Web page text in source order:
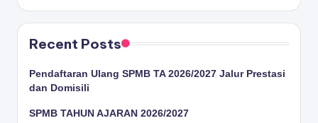
Recent Posts
Pendaftaran Ulang SPMB TA 2026/2027 Jalur Prestasi
dan Domisili
SPMB TAHUN AJARAN 2026/2027